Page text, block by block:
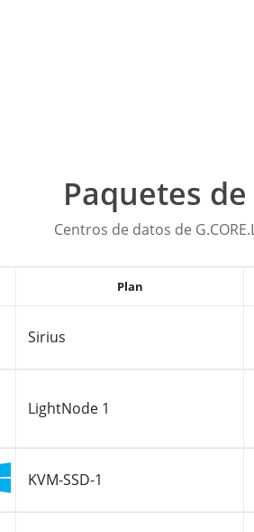
Paquetes
Centros de datos de
Plan
Sirius
LightNode 1
KVM-SSD-1